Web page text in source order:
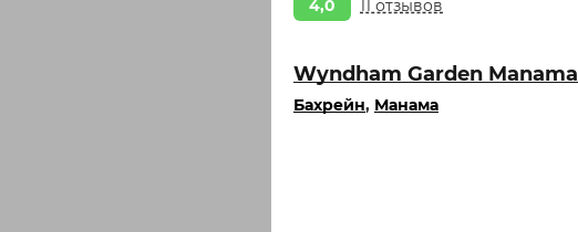
4,0 11 отзывов
Wyndham Garden Manama
Бахрейн, Манама